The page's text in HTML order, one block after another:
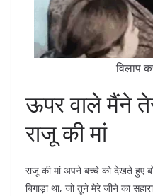
विलाप
ऊपर वाले मैंने
राजू की मां
राजू की मां अपने बच्चे को देखते हुए
बिगाड़ा था, जो तूने मेरे जीने का